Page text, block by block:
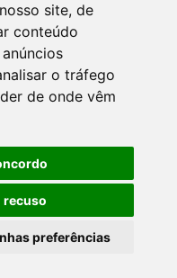
site, de
conteúdo
o tráfego
de onde vêm
recuso
preferências